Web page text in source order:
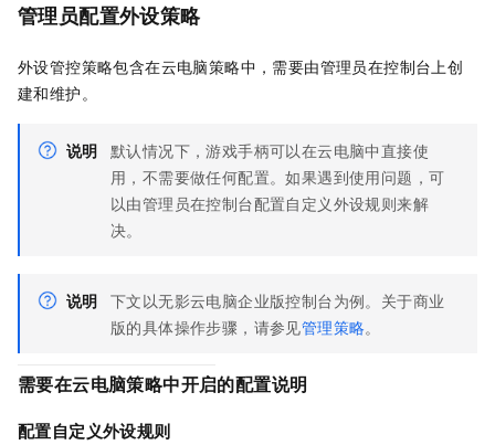
管理员配置外设策略
外设管控策略包含在云电脑策略中，需要由管理员在控制台上创
建和维护。
说明 默认情况下，游戏手柄可以在云电脑中直接使
用，不需要做任何配置。如果遇到使用问题，可
以由管理员在控制台配置自定义外设规则来解
决。
说明 下文以无影云电脑企业版控制台为例。关于商业
版的具体操作步骤，请参见管理策略。
需要在云电脑策略中开启的配置说明
配置自定义外设规则